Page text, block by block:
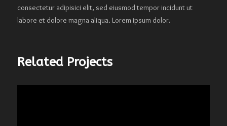
consectetur adipisici elit, sed eiusmod tempor incidunt ut
labore et dolore magna aliqua. Lorem ipsum dolor.
Related Projects